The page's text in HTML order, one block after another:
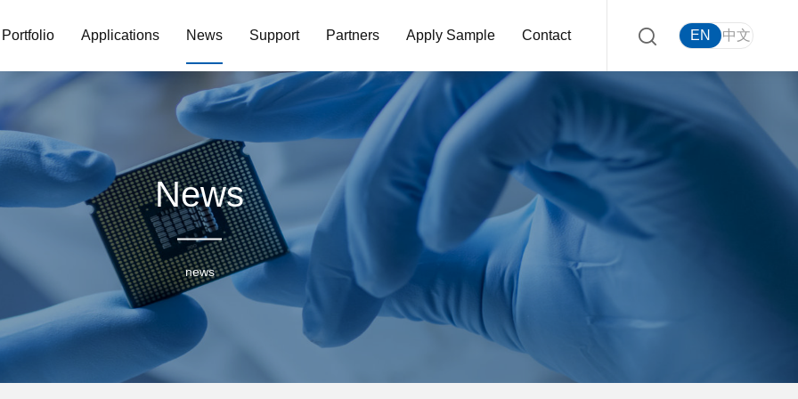
Applications News Support Partners Apply Sample Contact EN 中文
News
news